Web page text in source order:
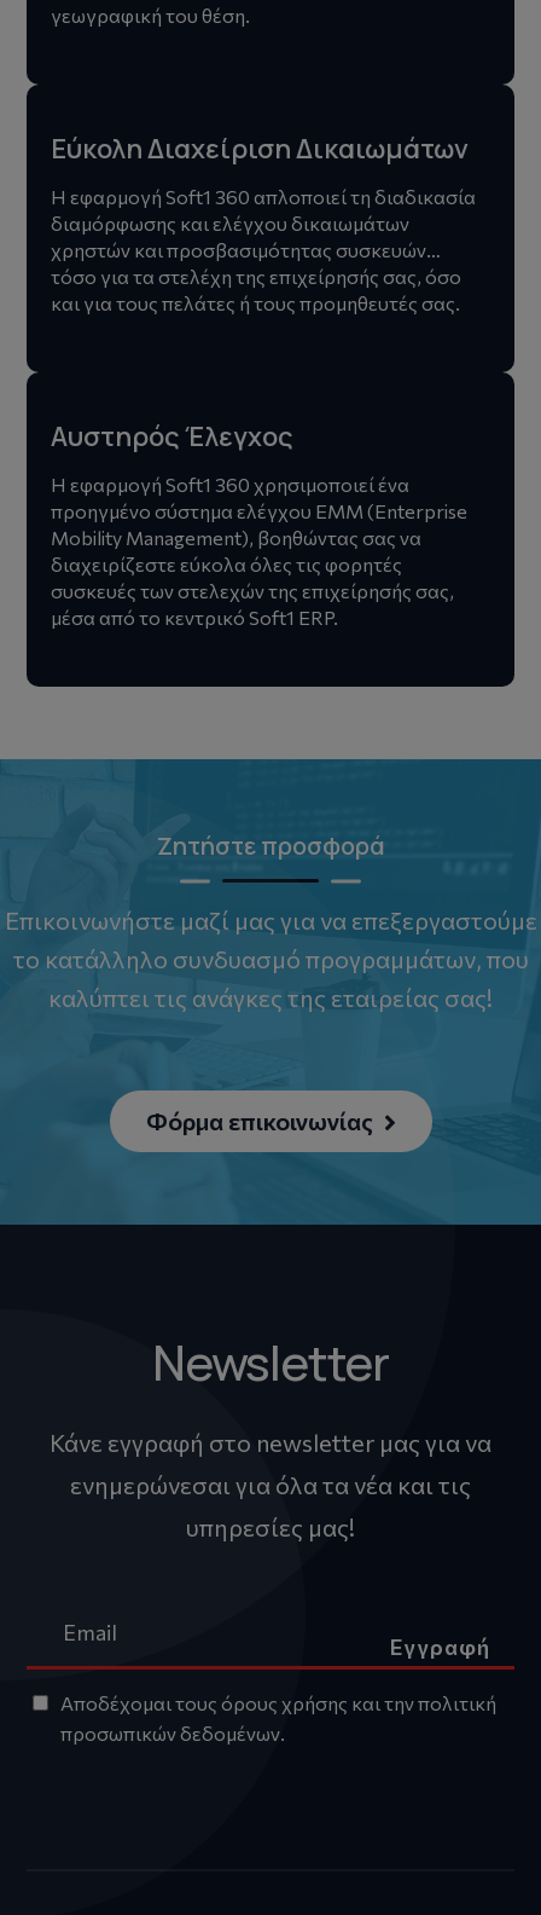
γεωγραφική του θέση.
Εύκολη Διαχείριση Δικαιωμάτων
Η εφαρμογή Soft1 360 απλοποιεί τη διαδικασία
διαμόρφωσης και ελέγχου δικαιωμάτων
χρηστών και προσβασιμότητας συσκευών…
τόσο για τα στελέχη της επιχείρησής σας, όσο
και για τους πελάτες ή τους προμηθευτές σας.
Αυστηρός Έλεγχος
Η εφαρμογή Soft1 360 χρησιμοποιεί ένα
προηγμένο σύστημα ελέγχου ΕΜΜ (Enterprise
Mobility Management), βοηθώντας σας να
διαχειρίζεστε εύκολα όλες τις φορητές
συσκευές των στελεχών της επιχείρησής σας,
μέσα από τo κεντρικό Soft1 ERP.
Ζητήστε προσφορά
Επικοινωνήστε μαζί μας για να επεξεργαστούμε
το κατάλληλο συνδυασμό προγραμμάτων, που
καλύπτει τις ανάγκες της εταιρείας σας!
Φόρμα επικοινωνίας
Newsletter
Κάνε εγγραφή στο newsletter μας για να
ενημερώνεσαι για όλα τα νέα και τις
υπηρεσίες μας!
Εγγραφή
Αποδέχομαι τουςόρους χρήσης και τηνπολιτική
προσωπικών δεδομένων.